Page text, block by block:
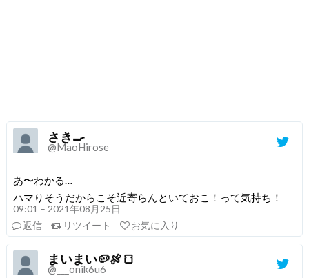
さき🍳
@MaoHirose
あ〜わかる…
ハマりそうだからこそ近寄らんといておこ！って気持ち！
09:01 – 2021年08月25日
返信
リツイート お気に入り
まいまい🥔🍖🍞
@___onik6u6